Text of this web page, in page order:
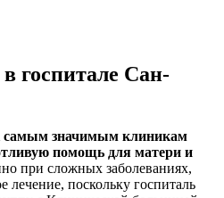
госпитале Сан-
самым значимым клиникам
помощь для матери и
при сложных заболеваниях,
лечение, поскольку госпиталь